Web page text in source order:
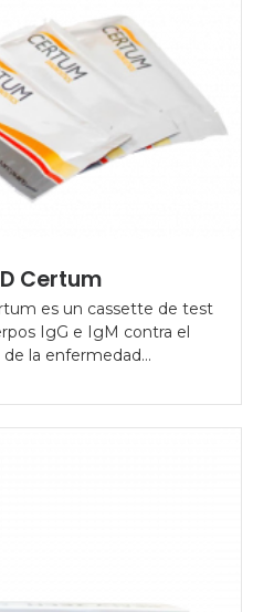
Certum
es un cassette de test
IgG e IgM contra el
la enfermedad...